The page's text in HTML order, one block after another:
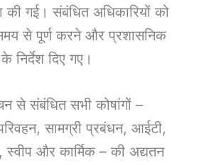
की गई। संबंधित अधिकारियों को
से पूर्ण करने और प्रशासनिक
निर्देश दिए गए।
से संबंधित सभी कोषांगों –
सामग्री प्रबंधन, आईटी,
स्वीप और कार्मिक – की अद्यतन